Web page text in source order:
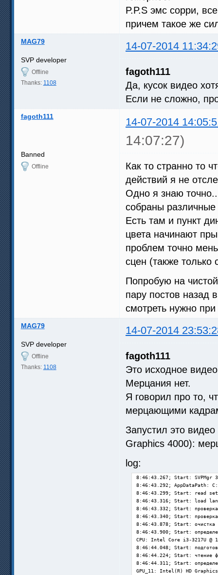
P.P.S эмс сорри,
причем такое же
MAG79 14-07-2014
SVP developer
Offline
Thanks: 1108
fagoth111
Да, кусок видео
Если не сложно,
fagoth111 14-07-2014
14:07:27)
Banned
Offline
Как то странно то
действий я не
Одно я знаю
собраны
Есть там и пункт
цвета начинают
проблем точно
сцен (также только
Попробую на
пару постов назад
смотреть нужно
MAG79 14-07-2014
SVP developer
Offline
Thanks: 1108
fagoth111
Это исходное
Мерцания нет.
Я говорил про то,
мерцающими
Запустил это
Graphics 4000):
log:
8:46:43.267; Start:
8:46:43.292; AppDataPath:
8:46:43.299; Start: read
8:46:43.316; Start: load
8:46:43.332; Start: проверка
8:46:43.340; Start: проверка
8:46:43.878; Start: очистка
8:46:43.900; Start:
CPU: Intel Core i3-3217U @
8:46:44.048; Start:
8:46:44.224; Start: чтение
8:46:44.311; Start:
GPU_11: Intel(R) HD